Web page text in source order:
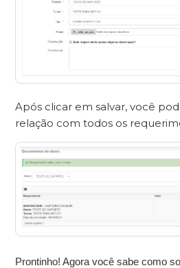
Após clicar em salvar, você
relação com todos os
Prontinho! Agora você sabe como